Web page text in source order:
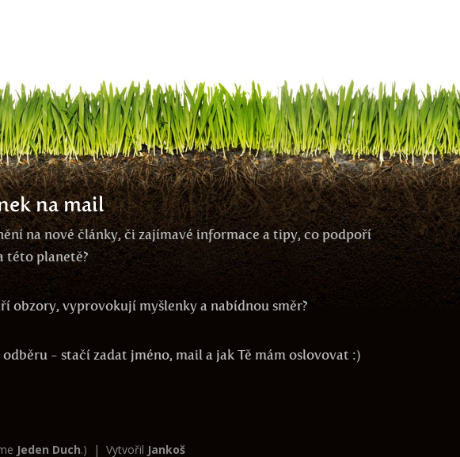
na mail
na nové články, či zajímavé informace a tipy, co podpoří
této planetě?
obzory, vyprovokují myšlenky a nabídnou směr?
odběru - stačí zadat jméno, mail a jak Tě mám oslovovat :)
Jeden Duch.) | Vytvořil Jankoš